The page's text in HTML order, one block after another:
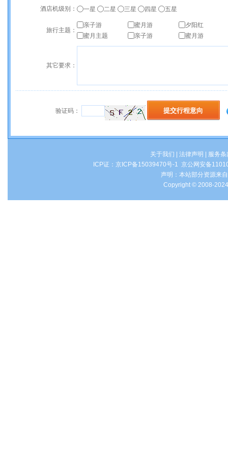
酒店机级别： 一星 二星 三星 四星 五星
旅行主题：
亲子游 蜜月游
夕阳红
蜜月主题
亲子游 蜜月游
其它要求：
验证码：
关于我们 法律声明
服务条
ICP证： 京ICP备15039470号-1 京公网安备
声明：本站部分资源来
Copyright © 2008-